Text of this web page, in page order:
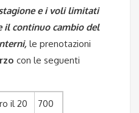
e i voli limitati
il continuo cambio del
le prenotazioni
con le seguenti
il 20
700